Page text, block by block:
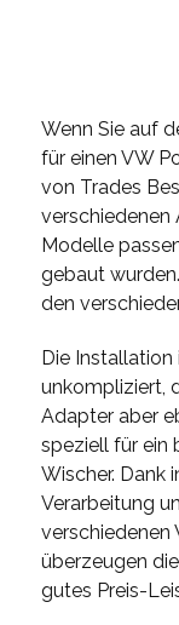
Wenn Sie auf
für einen VW
von Trades
verschiedenen
Modelle
gebaut
den
Die
unkompliziert,
Adapter aber
speziell für ein
Wischer. Dank
Verarbeitung
verschiedenen
überzeugen
gutes Preis-